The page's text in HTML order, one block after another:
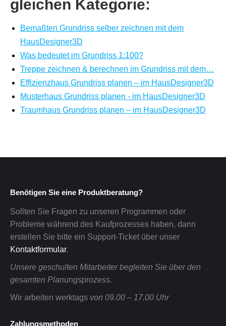
gleichen Kategorie:
Bemaßten Grundriss selber zeichnen mit dem
HausDesigner3D
Was bedeutet im Grundriss 1:100?
Treppe zeichnen & berechnen im Grundriss mit dem…
Effizienzhaus Grundriss planen – im HausDesigner3D
Musterhaus Grundriss planen - im HausDesigner3D
Traumhaus Grundriss planen – im HausDesigner3D
Benötigen Sie eine Produktberatung?
Sollten Sie Fragen zu unseren Programmen oder
Probleme während des Kaufprozesses haben, dann
erstellen Sie bitte ein Support-Ticket über unser
Kontaktformular.
Unsere geschulten Mitarbeiter begleiten Sie über den
gesamten Planungsprozess.
Wir arbeiten werktags von 09.00 – 17.00 Uhr
Zahlungsmethoden